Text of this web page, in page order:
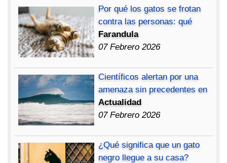
Por qué los gatos se frotan
contra las personas: qué
Farandula
07 Febrero 2026
Científicos alertan por una
amenaza sin precedentes en
Actualidad
07 Febrero 2026
¿Qué significa que un gato
negro llegue a su casa?